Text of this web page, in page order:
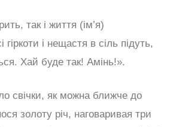
так і життя (ім’я)
гіркоти і нещастя в сіль підуть,
Хай буде так! Амінь!».
свічки, як можна ближче до
золоту річ, наговаривая три